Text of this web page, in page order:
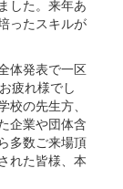
した。来年あ
ったスキルが
体発表で一区
疲れ様でし
の先生方、
企業や団体含
多数ご来場頂
れた皆様、本